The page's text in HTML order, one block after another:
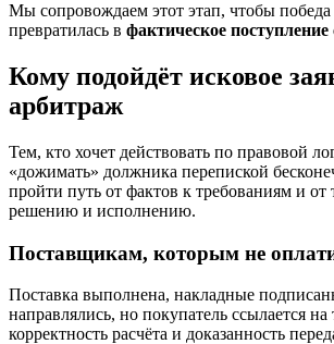
Мы сопровождаем этот этап, чтобы победа
превратилась в фактическое поступление
Кому подойдёт исковое
арбитраж
Тем, кто хочет действовать по правовой
«дожимать» должника перепиской
пройти путь от фактов к требованиям и от
решению и исполнению.
Поставщикам, которым не
Поставка выполнена, накладные
направлялись, но покупатель ссылается
корректность расчёта и доказанность